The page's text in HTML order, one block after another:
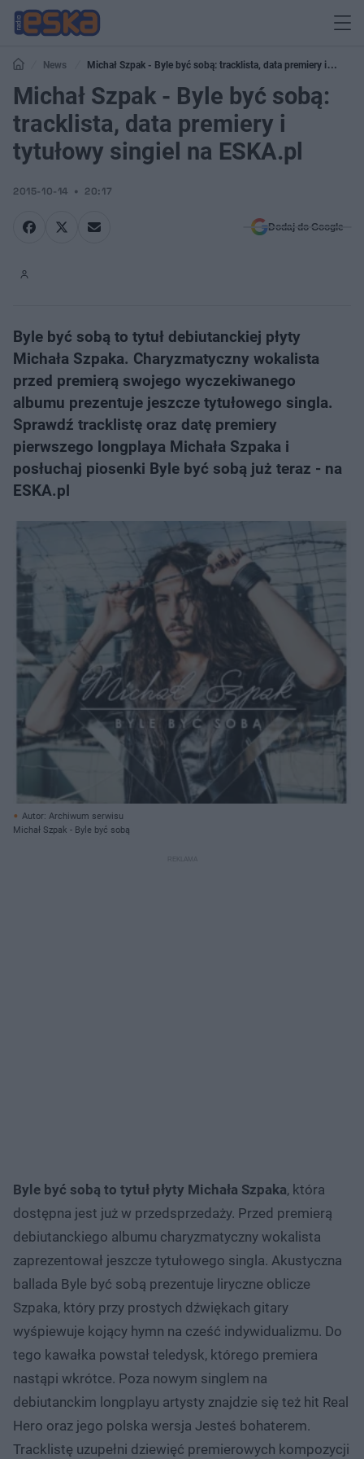
News
Michał Szpak - Byle być sobą: tracklista, data premiery i
tytułowy singiel na ESKA.pl
Michał Szpak - Byle być sobą:
tracklista, data premiery i
tytułowy singiel na ESKA.pl
2015-10-14 20:17
Dodaj do Google
Byle być sobą to tytuł debiutanckiej płyty
Michała Szpaka. Charyzmatyczny wokalista
przed premierą swojego wyczekiwanego
albumu prezentuje jeszcze tytułowego singla.
Sprawdź tracklistę oraz datę premiery
pierwszego longplaya Michała Szpaka i
posłuchaj piosenki Byle być sobą już teraz - na
ESKA.pl
Autor: Archiwum serwisu
Michał Szpak - Byle być sobą
Byle być sobą to tytuł płyty Michała Szpaka, która
dostępna jest już w przedsprzedaży. Przed premierą
debiutanckiego albumu charyzmatyczny wokalista
zaprezentował jeszcze tytułowego singla. Akustyczna
ballada Byle być sobą prezentuje liryczne oblicze
Szpaka, który przy prostych dźwiękach gitary
wyśpiewuje kojący hymn na cześć indywidualizmu. Do
tego kawałka powstał teledysk, którego premiera
nastąpi wkrótce. Poza nowym singlem na
debiutanckim longplayu artysty znajdzie się też hit Real
Hero oraz jego polska wersja Jesteś bohaterem.
Tracklistę uzupełni dziewięć premierowych kompozycji